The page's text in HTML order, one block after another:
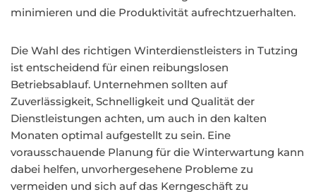
minimieren und die Produktivität aufrechtzuerhalten.
Die Wahl des richtigen Winterdienstleisters in Tutzing
ist entscheidend für einen reibungslosen
Betriebsablauf. Unternehmen sollten auf
Zuverlässigkeit, Schnelligkeit und Qualität der
Dienstleistungen achten, um auch in den kalten
Monaten optimal aufgestellt zu sein. Eine
vorausschauende Planung für die Winterwartung kann
dabei helfen, unvorhergesehene Probleme zu
vermeiden und sich auf das Kerngeschäft zu